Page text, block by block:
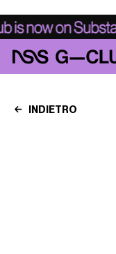
INDIETRO